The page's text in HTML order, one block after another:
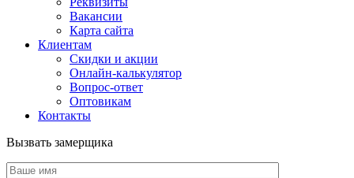
Вакансии
Карта сайта
Клиентам
Скидки и акции
Онлайн-калькулятор
Вопрос-ответ
Оптовикам
Контакты
Вызвать замерщика